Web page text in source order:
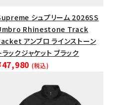
シュプリーム 2026SS
Rhinestone Track
アンブロ ラインストーン
ラックジャケット ブラック
(税込)